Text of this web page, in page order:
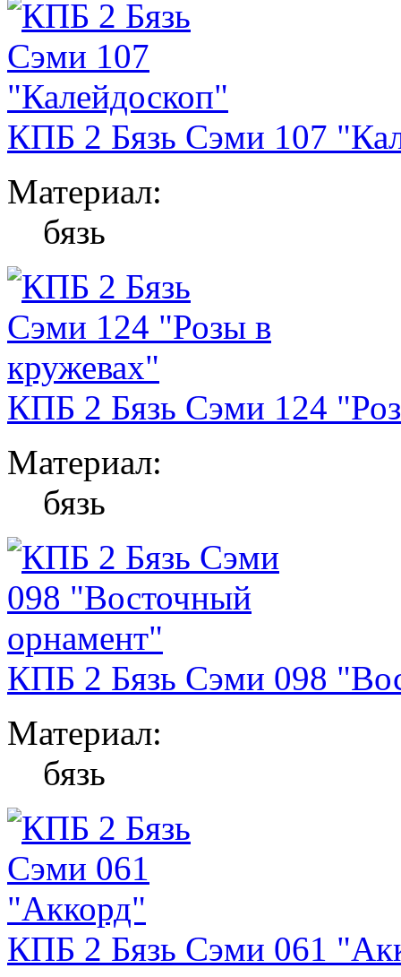
КПБ 2 Бязь Сэми 107
Материал:
бязь
КПБ 2 Бязь Сэми 124
Материал:
бязь
КПБ 2 Бязь Сэми 098
Материал:
бязь
КПБ 2 Бязь Сэми 061